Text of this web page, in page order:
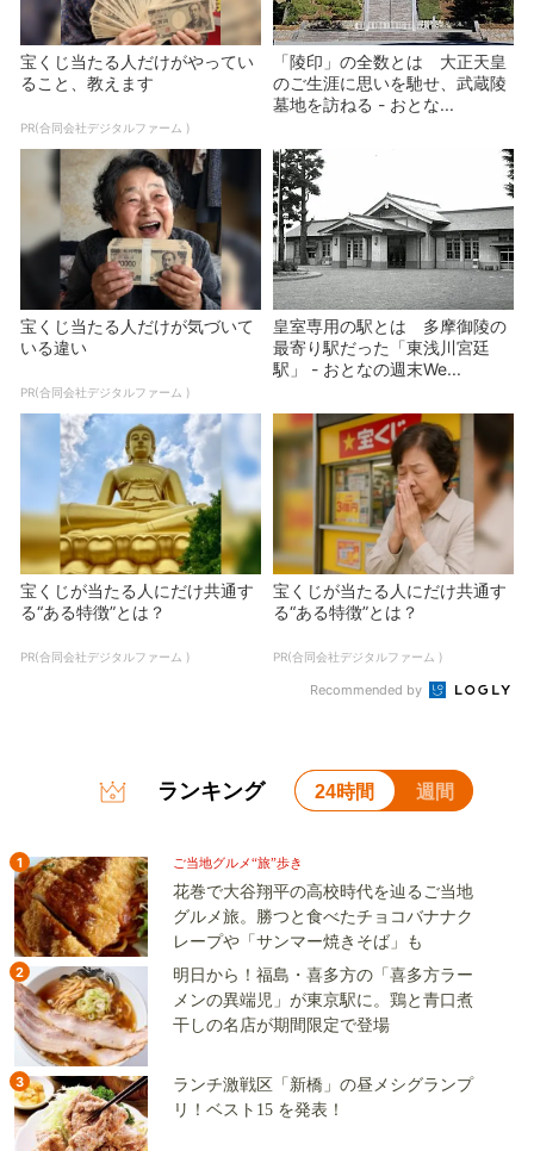
宝くじ当たる人だけがやってい
ること、教えます
PR(合同会社デジタルファーム )
「陵印」の全数とは 大正天皇
のご生涯に思いを馳せ、武蔵陵
墓地を訪ねる - おとな...
宝くじ当たる人だけが気づいて
いる違い
PR(合同会社デジタルファーム )
皇室専用の駅とは 多摩御陵の
最寄り駅だった「東浅川宮廷
駅」 - おとなの週末We...
宝くじが当たる人にだけ共通す
る“ある特徴”とは？
PR(合同会社デジタルファーム )
宝くじが当たる人にだけ共通す
る“ある特徴”とは？
PR(合同会社デジタルファーム )
Recommended by
ランキング 24時間 週間
1 ご当地グルメ“旅”歩き
花巻で大谷翔平の高校時代を辿るご当地
グルメ旅。勝つと食べたチョコバナナク
レープや「サンマー焼きそば」も
2
明日から！福島・喜多方の「喜多方ラー
メンの異端児」が東京駅に。鶏と青口煮
干しの名店が期間限定で登場
3
ランチ激戦区「新橋」の昼メシグランプ
リ！ベスト15 を発表！